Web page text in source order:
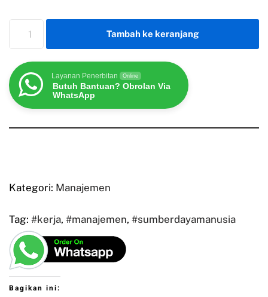
Tambah ke keranjang
Layanan Penerbitan Online
Butuh Bantuan? Obrolan Via
WhatsApp
Kategori: Manajemen
Tag: #kerja, #manajemen, #sumberdayamanusia
Bagikan ini: